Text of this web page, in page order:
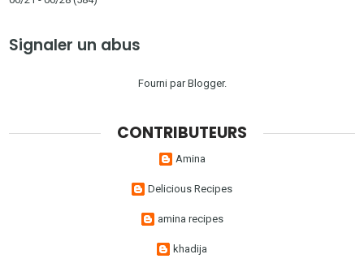
Signaler un abus
Fourni parBlogger.
CONTRIBUTEURS
Amina
Delicious Recipes
amina recipes
khadija